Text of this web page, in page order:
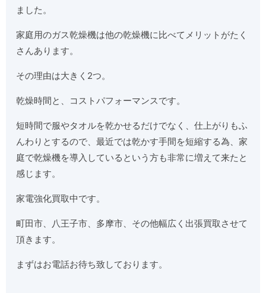
ました。
家庭用のガス乾燥機は他の乾燥機に比べてメリットがたく
さんあります。
その理由は大きく2つ。
乾燥時間と、コストパフォーマンスです。
短時間で服やタオルを乾かせるだけでなく、仕上がりもふ
んわりとするので、最近では乾かす手間を短縮する為、家
庭で乾燥機を導入しているという方も非常に増えて来たと
感じます。
家電強化買取中です。
町田市、八王子市、多摩市、その他幅広く出張買取させて
頂きます。
まずはお電話お待ち致しております。